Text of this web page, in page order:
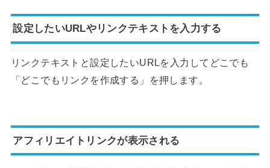
設定したいURLやリンクテキストを入力する
リンクテキストと設定したいURLを入力してどこでも
「どこでもリンクを作成する」を押します。
アフィリエイトリンクが表示される